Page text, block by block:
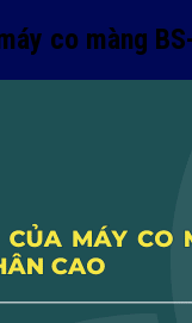
co màng